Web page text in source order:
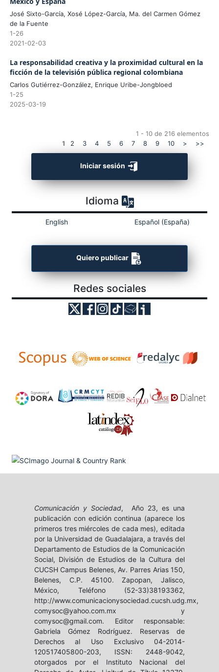
José Sixto-García, Xosé López-García, Ma. del Carmen Gómez
de la Fuente
1-26
2021-02-03
La responsabilidad creativa y la proximidad cultural en la
ficción de la televisión pública regional colombiana
Carlos Gutiérrez-González, Enrique Uribe-Jongbloed
1-25
2025-03-19
1 - 10 de 216 elementos
1
2 3 4 5 6 7 8 9 10 > >>
Iniciar sesión
Idioma
English Español (España)
Quiero publicar
Redes sociales
Comunicación y Sociedad, Año 23, es una
publicación con edición continua (aparece los
primeros tres miércoles de cada mes), editada
por la Universidad de Guadalajara, a través del
Departamento de Estudios de la Comunicación
Social, División de Estudios de la Cultura del
CUCSH Campus Belenes, Av. Parres Arias 150,
Belenes, C.P. 45100. Zapopan, Jalisco,
México, Teléfono (52-33)38193362,
http://www.comunicacionysociedad.cucsh.udg.mx,
comysoc@yahoo.com.mx y
comysoc@gmail.com. Editor responsable:
Gabriela Gómez Rodríguez. Reservas de
Derechos al Uso Exclusivo 04-2014-
120517405800-203, ISSN: 2448-9042,
otorgados por el Instituto Nacional del